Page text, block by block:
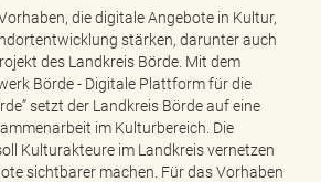
die digitale Angebote in Kultur,
stärken, darunter auch
des Landkreis Börde. Mit dem
Börde - Digitale Plattform für die
setzt der Landkreis Börde auf eine
im Kulturbereich. Die
Kulturakteure im Landkreis vernetzen
sichtbarer machen. Für das Vorhaben